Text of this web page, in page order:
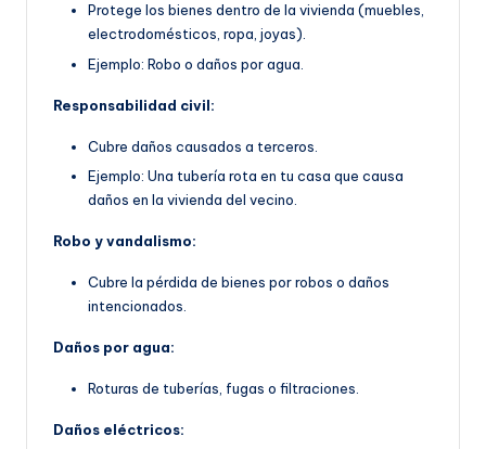
Protege los bienes dentro de la vivienda (muebles,
electrodomésticos, ropa, joyas).
Ejemplo: Robo o daños por agua.
Responsabilidad civil:
Cubre daños causados a terceros.
Ejemplo: Una tubería rota en tu casa que causa
daños en la vivienda del vecino.
Robo y vandalismo:
Cubre la pérdida de bienes por robos o daños
intencionados.
Daños por agua:
Roturas de tuberías, fugas o filtraciones.
Daños eléctricos: